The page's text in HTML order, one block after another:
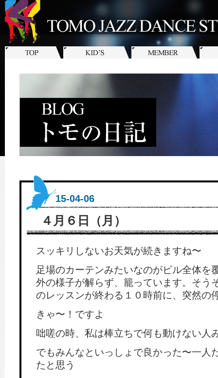
15-04-06
４月６日（月）
スッキリしないお天気が続きますね〜
足場のカーテンみたいなのがビル全体を
外の様子が解らず、籠っています。そう
のレッスンが終わる１０時前に、突然の
きゃ〜！ですよ
咄嗟の時、私は棒立ちで何も動けない人
でもみんなといっしょで良かった〜一人
たと思う